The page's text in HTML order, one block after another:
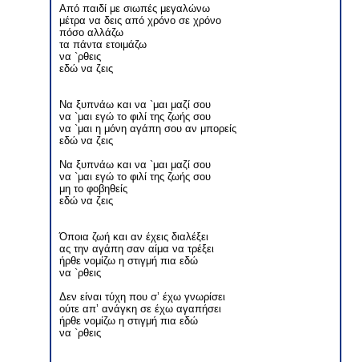
Από παιδί με σιωπές μεγαλώνω
μέτρα να δεις από χρόνο σε χρόνο
πόσο αλλάζω
τα πάντα ετοιμάζω
να `ρθεις
εδώ να ζεις
Να ξυπνάω και να `μαι μαζί σου
να `μαι εγώ το φιλί της ζωής σου
να `μαι η μόνη αγάπη σου αν μπορείς
εδώ να ζεις
Να ξυπνάω και να `μαι μαζί σου
να `μαι εγώ το φιλί της ζωής σου
μη το φοβηθείς
εδώ να ζεις
Όποια ζωή και αν έχεις διαλέξει
ας την αγάπη σαν αίμα να τρέξει
ήρθε νομίζω η στιγμή πια εδώ
να `ρθεις
Δεν είναι τύχη που σ’ έχω γνωρίσει
ούτε απ’ ανάγκη σε έχω αγαπήσει
ήρθε νομίζω η στιγμή πια εδώ
να `ρθεις